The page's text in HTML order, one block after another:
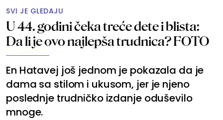
SVI JE GLEDAJU
U 44. godini čeka treće dete i blista:
Da li je ovo najlepša trudnica? FOTO
En Hatavej još jednom je pokazala da je
dama sa stilom i ukusom, jer je njeno
poslednje trudničko izdanje oduševilo
mnoge.